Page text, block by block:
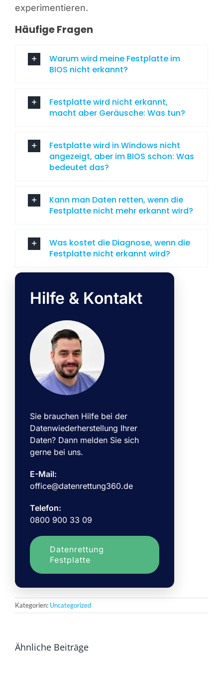
experimentieren.
Häufige Fragen
Warum wird meine Festplatte im
BIOS nicht erkannt?
Festplatte wird nicht erkannt,
macht aber Geräusche: Was tun?
Festplatte wird in Windows nicht
angezeigt, aber im BIOS schon: Was
bedeutet das?
Kann man Daten retten, wenn die
Festplatte nicht mehr erkannt wird?
Was kostet die Diagnose, wenn die
Festplatte nicht erkannt wird?
Hilfe & Kontakt
Sie brauchen Hilfe bei der
Datenwiederherstellung Ihrer
Daten? Dann melden Sie sich
gerne bei uns.
E-Mail:
office@datenrettung360.de
Telefon:
0800 900 33 09
Datenrettung
Festplatte
Kategorien: Uncategorized
Ähnliche Beiträge